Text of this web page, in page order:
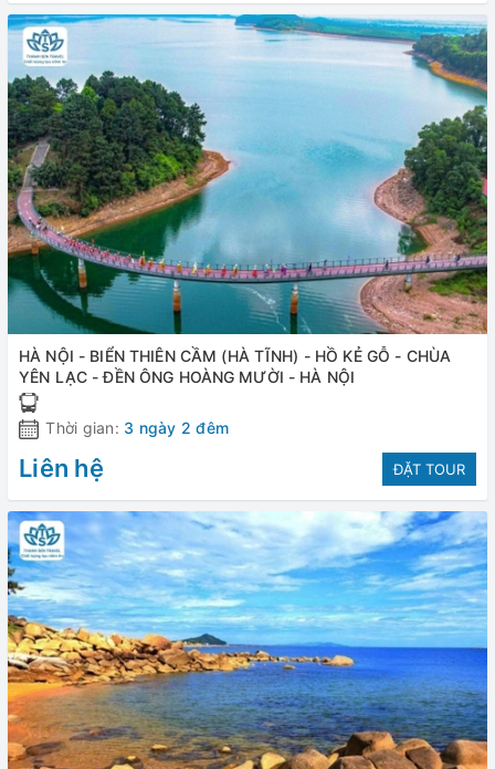
HÀ NỘI - BIỂN THIÊN CẦM (HÀ TĨNH) - HỒ KẺ GỖ - CHÙA
YÊN LẠC - ĐỀN ÔNG HOÀNG MƯỜI - HÀ NỘI
Thời gian: 3 ngày 2 đêm
Liên hệ ĐẶT TOUR